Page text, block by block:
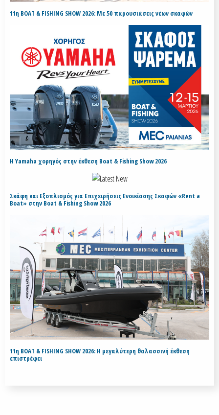
11η BOAT & FISHING SHOW 2026: Με 50 παρουσιάσεις νέων σκαφών
H Yamaha χορηγός στην έκθεση Boat & Fishing Show 2026
Σκάφη και Εξοπλισμός για Επιχειρήσεις Ενοικίασης Σκαφών «Rent a
Boat» στην Boat & Fishing Show 2026
11η BOAT & FISHING SHOW 2026: Η μεγαλύτερη θαλασσινή έκθεση
επιστρέφει